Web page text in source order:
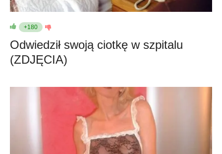
+180
Odwiedził swoją ciotkę w szpitalu
(ZDJĘCIA)